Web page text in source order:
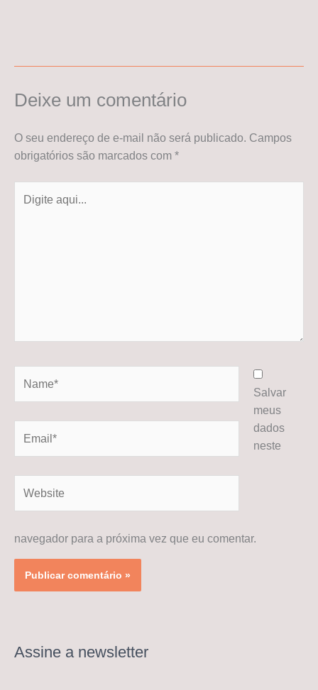
Deixe um comentário
O seu endereço de e-mail não será publicado. Campos
obrigatórios são marcados com *
aqui...
Salvar
meus
dados
neste
navegador para a próxima vez que eu comentar.
Assine a newsletter